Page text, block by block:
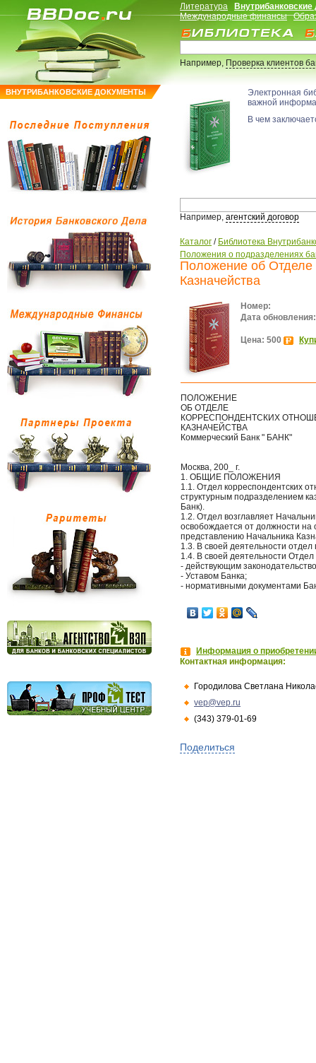
ВНУТРИБАНКОВСКИЕ ДОКУМЕНТЫ
Литература
Международные финансы
Например,Проверка клиентов
Электронная
важной
В чем
Например, агентский договор
Каталог / Библиотека
Положения о подразделениях
Положение об Отделе
Казначейства
Номер:
Дата обновления:
Цена: 500
ПОЛОЖЕНИЕ
ОБ ОТДЕЛЕ
КОРРЕСПОНДЕНТСКИХ
КАЗНАЧЕЙСТВА
Коммерческий Банк " БАНК"
Москва, 200_ г.
1. ОБЩИЕ ПОЛОЖЕНИЯ
1.1. Отдел корреспондентских
структурным подразделением
Банк).
1.2. Отдел возглавляет
освобождается от должности
представлению Начальника
1.3. В своей деятельности
1.4. В своей деятельности Отдел
- действующим
- Уставом Банка;
- нормативными документами
Информация о
Контактная информация:
Городилова Светлана
vep@vep.ru
(343) 379-01-69
Поделиться